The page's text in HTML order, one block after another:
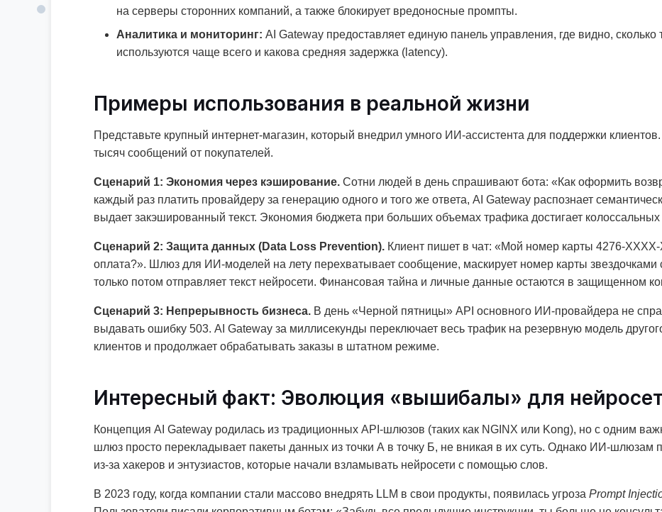
на серверы сторонних компаний, а также блокирует вредоносные промпты.
Аналитика и мониторинг: AI Gateway предоставляет единую панель управления, где видно, сколько
используются чаще всего и какова средняя задержка (latency).
Примеры использования в реальной жизни
Представьте крупный интернет-магазин, который внедрил умного ИИ-ассистента для поддержки
тысяч сообщений от покупателей.
Сценарий 1: Экономия через кэширование. Сотни людей в день спрашивают бота: «Как оформить
каждый раз платить провайдеру за генерацию одного и того же ответа, AI Gateway распознает
выдает закэшированный текст. Экономия бюджета при больших объемах трафика достигает
Сценарий 2: Защита данных (Data Loss Prevention). Клиент пишет в чат: «Мой номер карты 4276-
оплата?». Шлюз для ИИ-моделей на лету перехватывает сообщение, маскирует номер карты
только потом отправляет текст нейросети. Финансовая тайна и личные данные остаются в защищенном
Сценарий 3: Непрерывность бизнеса. В день «Черной пятницы» API основного ИИ-провайдера не
выдавать ошибку 503. AI Gateway за миллисекунды переключает весь трафик на резервную модель
клиентов и продолжает обрабатывать заказы в штатном режиме.
Интересный факт: Эволюция «вышибалы» для
Концепция AI Gateway родилась из традиционных API-шлюзов (таких как NGINX или Kong), но с одним
шлюз просто перекладывает пакеты данных из точки А в точку Б, не вникая в их суть. Однако ИИ-шлюзам
из-за хакеров и энтузиастов, которые начали взламывать нейросети с помощью слов.
В 2023 году, когда компании стали массово внедрять LLM в свои продукты, появилась угроза Prompt